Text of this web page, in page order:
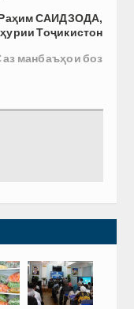
САИДЗОДА,
Тоҷикистон
манбаъҳои боз